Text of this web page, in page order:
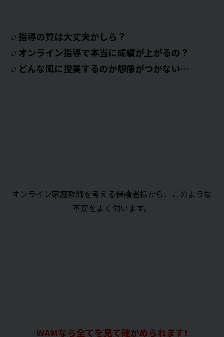
指導の質は大丈夫かしら？
オンライン指導で本当に成績が上がるの？
どんな風に授業するのか想像がつかない…
オンライン家庭教師を考える保護者様から、このような
不安をよく伺います。
WAMなら全てを見て確かめられます!